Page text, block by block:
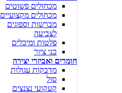
מכחולים פשוטים
מכחולים מקצועיים
מברשות וספוגים
לצביעה
פלטות ומיכלים
כני ציור
חומרים ואביזרי יצירה
מדבקות עגולות
סול
קעקועי נצנצים